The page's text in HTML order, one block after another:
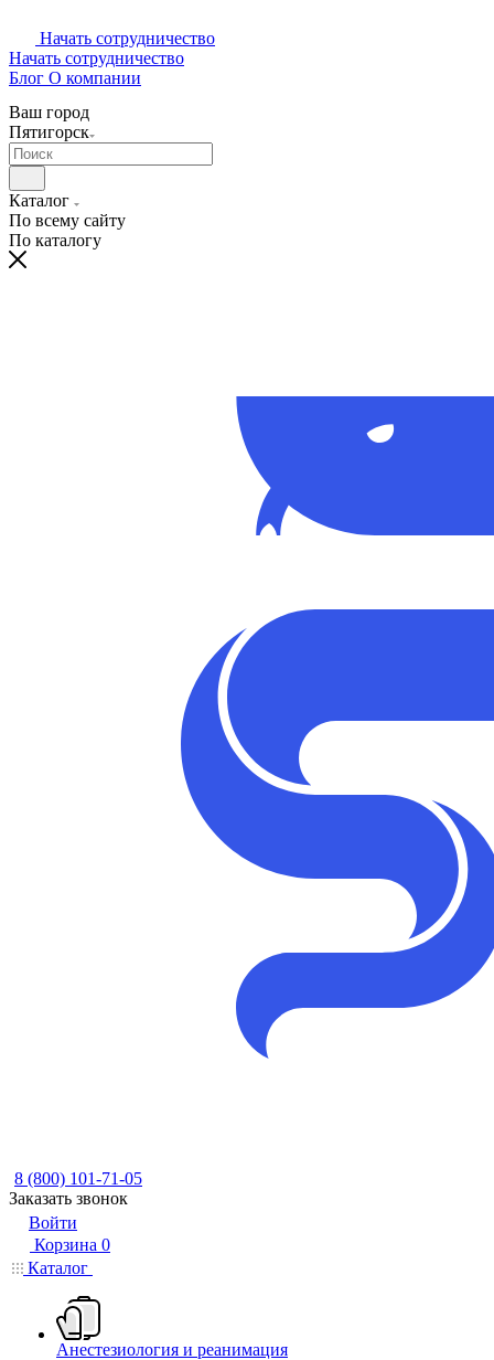
Начать сотрудничество
Начать сотрудничество
Блог О компании
Ваш город
Пятигорск
Каталог
По всему сайту
По каталогу
8 (800) 101-71-05
Заказать звонок
Войти
Корзина 0
Каталог
Анестезиология и реанимация